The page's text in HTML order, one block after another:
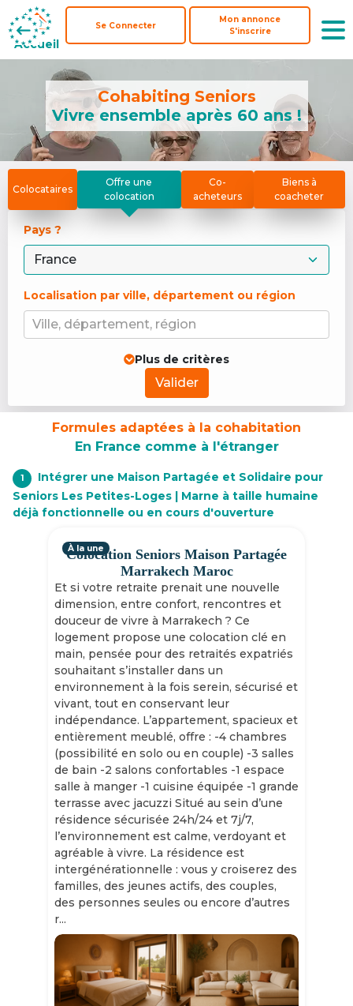
Accueil
Se Connecter
Mon annonce
S'inscrire
Accueil
Se Connecter
Mon annonce
S'inscrire
Cohabiting Seniors
Vivre ensemble après 60 ans !
Colocataires
Offre une
colocation
Co-
acheteurs
Biens à
coacheter
Pays ?
Localisation par ville, département ou région
Ville, département, région
Plus de critères
Valider
Formules adaptées à la cohabitation
En France comme à l'étranger
1
Intégrer une Maison Partagée et Solidaire pour
Seniors Les Petites-Loges | Marne à taille humaine
déjà fonctionnelle ou en cours d'ouverture
Colocation Seniors Maison Partagée
Marrakech Maroc
Et si votre retraite prenait une nouvelle
dimension, entre confort, rencontres et
douceur de vivre à Marrakech ? Ce
logement propose une colocation clé en
main, pensée pour des retraités expatriés
souhaitant s’installer dans un
environnement à la fois serein, sécurisé et
vivant, tout en conservant leur
indépendance. L’appartement, spacieux et
entièrement meublé, offre : -4 chambres
(possibilité en solo ou en couple) -3 salles
de bain -2 salons confortables -1 espace
salle à manger -1 cuisine équipée -1 grande
terrasse avec jacuzzi Situé au sein d’une
résidence sécurisée 24h/24 et 7j/7,
l’environnement est calme, verdoyant et
agréable à vivre. La résidence est
intergénérationnelle : vous y croiserez des
familles, des jeunes actifs, des couples,
des personnes seules ou encore d’autres
r...
À la une
Slide 1 of 11